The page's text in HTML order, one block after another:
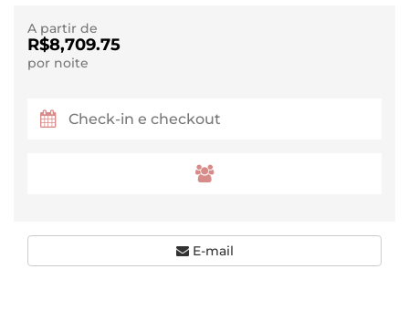
A partir de
R$8,709.75
por noite
E-mail